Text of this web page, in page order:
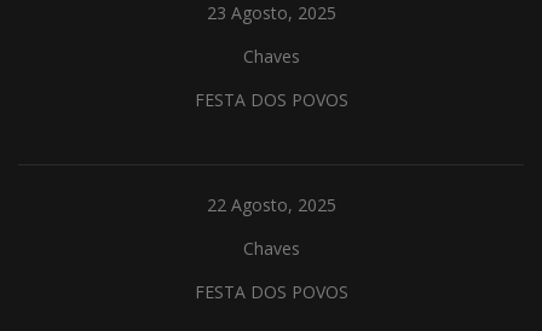
23 Agosto, 2025
Chaves
FESTA DOS POVOS
22 Agosto, 2025
Chaves
FESTA DOS POVOS